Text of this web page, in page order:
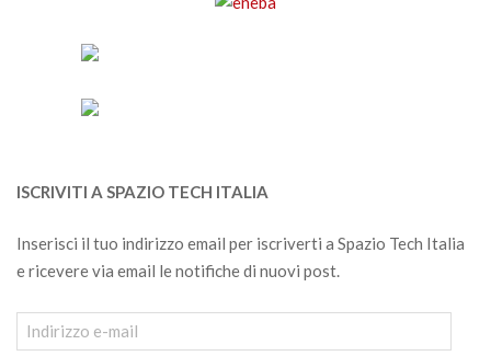
ISCRIVITI A SPAZIO TECH ITALIA
Inserisci il tuo indirizzo email per iscriverti a Spazio Tech Italia
e ricevere via email le notifiche di nuovi post.
Indirizzo
e-